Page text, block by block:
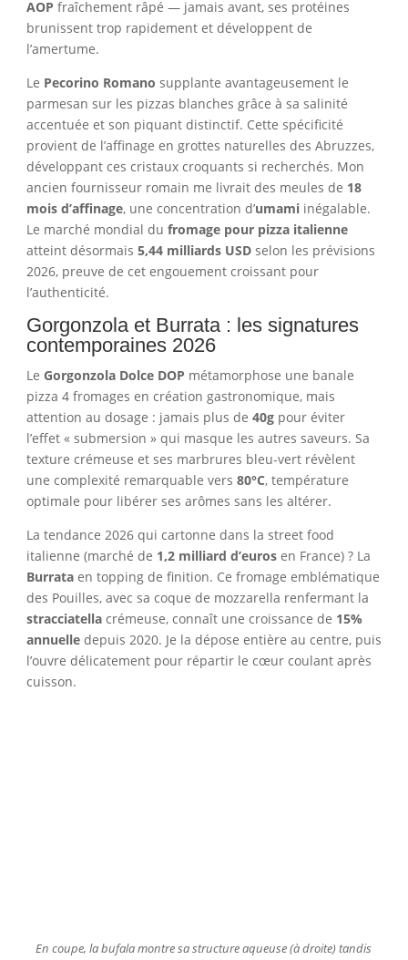
AOP fraîchement râpé — jamais avant, ses protéines
brunissent trop rapidement et développent de
l’amertume.
Le Pecorino Romano supplante avantageusement le
parmesan sur les pizzas blanches grâce à sa salinité
accentuée et son piquant distinctif. Cette spécificité
provient de l’affinage en grottes naturelles des Abruzzes,
développant ces cristaux croquants si recherchés. Mon
ancien fournisseur romain me livrait des meules de 18
mois d’affinage, une concentration d’umamiinégalable.
Le marché mondial du fromage pour pizza italienne
atteint désormais 5,44 milliards USDselon les prévisions
2026, preuve de cet engouement croissant pour
l’authenticité.
Gorgonzola et Burrata : les signatures
contemporaines 2026
Le Gorgonzola Dolce DOP métamorphose une banale
pizza 4 fromages en création gastronomique, mais
attention au dosage : jamais plus de 40gpour éviter
l’effet « submersion » qui masque les autres saveurs. Sa
texture crémeuse et ses marbrures bleu-vert révèlent
une complexité remarquable vers 80°C, température
optimale pour libérer ses arômes sans les altérer.
La tendance 2026 qui cartonne dans la street food
italienne (marché de 1,2 milliard d’eurosen France) ? La
Burrataen topping de finition. Ce fromage emblématique
des Pouilles, avec sa coque de mozzarella renfermant la
stracciatellacrémeuse, connaît une croissance de 15%
annuelledepuis 2020. Je la dépose entière au centre, puis
l’ouvre délicatement pour répartir le cœur coulant après
cuisson.
En coupe, la bufala montre sa structure aqueuse (à droite) tandis